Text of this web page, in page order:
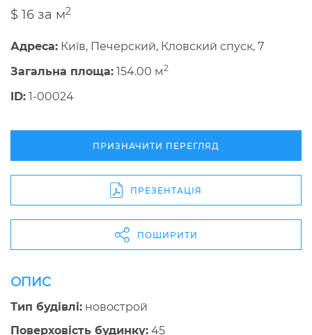
$ 16 за м2
Адреса: Київ, Печерский, Кловский спуск, 7
Загальна площа: 154.00 м2
ID: 1-00024
ПРИЗНАЧИТИ ПЕРЕГЛЯД
ПРЕЗЕНТАЦІЯ
ПОШИРИТИ
ОПИС
Тип будівлі: новострой
Поверховість будинку: 45